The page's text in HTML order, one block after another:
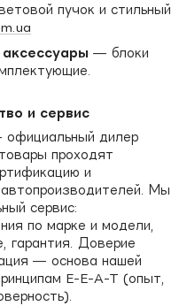
пучок и стильный
— блоки
и сервис
официальный дилер
проходят
и
Мы
сервис:
по марке и модели,
гарантия. Доверие
— основа нашей
E-E-A-T (опыт,